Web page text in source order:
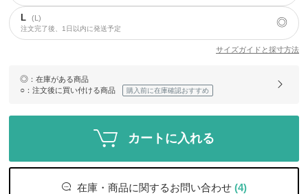
L (L)
注文完了後、1日以内に発送予定
◎
サイズガイドと採寸方法
◎ ：在庫がある商品
○ ：注文後に買い付ける商品 購入前に在庫確認おすすめ
カートに入れる
在庫・商品に関するお問い合わせ (4)